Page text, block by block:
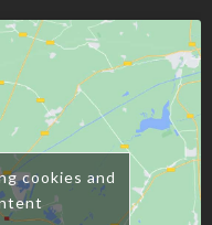
cookies and